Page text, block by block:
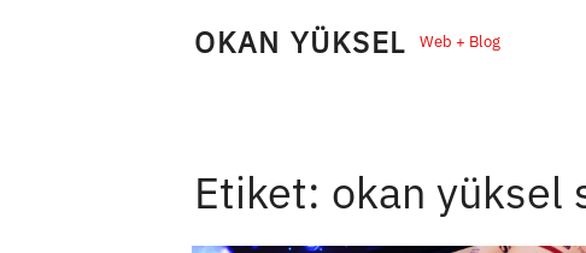
OKAN YÜKSEL Web + Blog
Etiket: okan yüksel